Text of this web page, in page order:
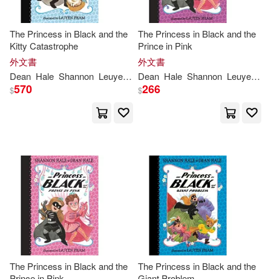
The Princess in Black and the
Kitty Catastrophe
外文書
Dean Hale Shannon Leuyen Pham
$570
The Princess in Black and the
Prince in Pink
外文書
Dean Hale Shannon Leuyen
$266
The Princess in Black and the
The Princess in Black and the